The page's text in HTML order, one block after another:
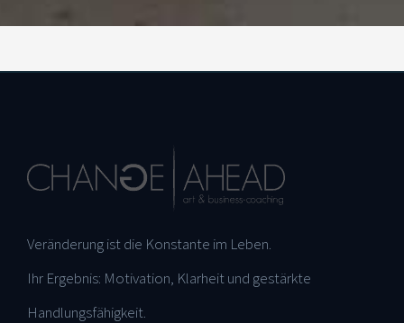
Veränderung ist die Konstante im Leben.
Ihr Ergebnis: Motivation, Klarheit und gestärkte
Handlungsfähigkeit.